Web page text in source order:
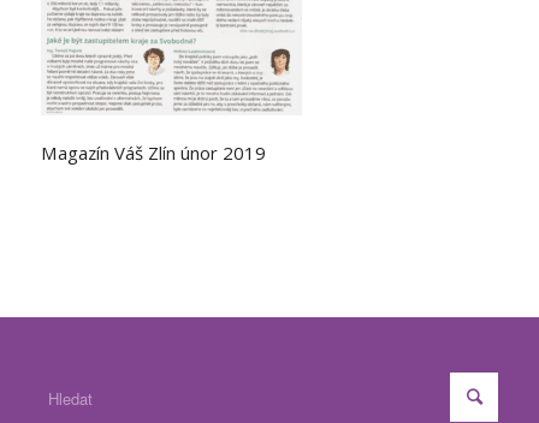
Magazín Váš Zlín únor 2019